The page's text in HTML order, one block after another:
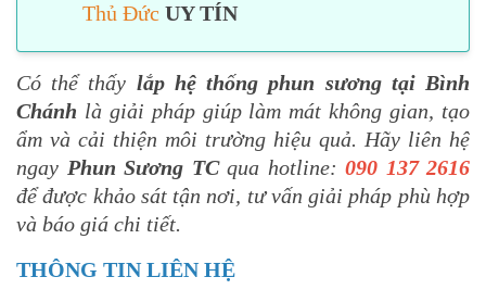
Thủ Đức UY TÍN
Có thể thấy lắp hệ thống phun sương tại Bình
Chánh là giải pháp giúp làm mát không gian, tạo
ẩm và cải thiện môi trường hiệu quả. Hãy liên hệ
ngay Phun Sương TCqua hotline: 090 137 2616
để được khảo sát tận nơi, tư vấn giải pháp phù hợp
và báo giá chi tiết.
THÔNG TIN LIÊN HỆ